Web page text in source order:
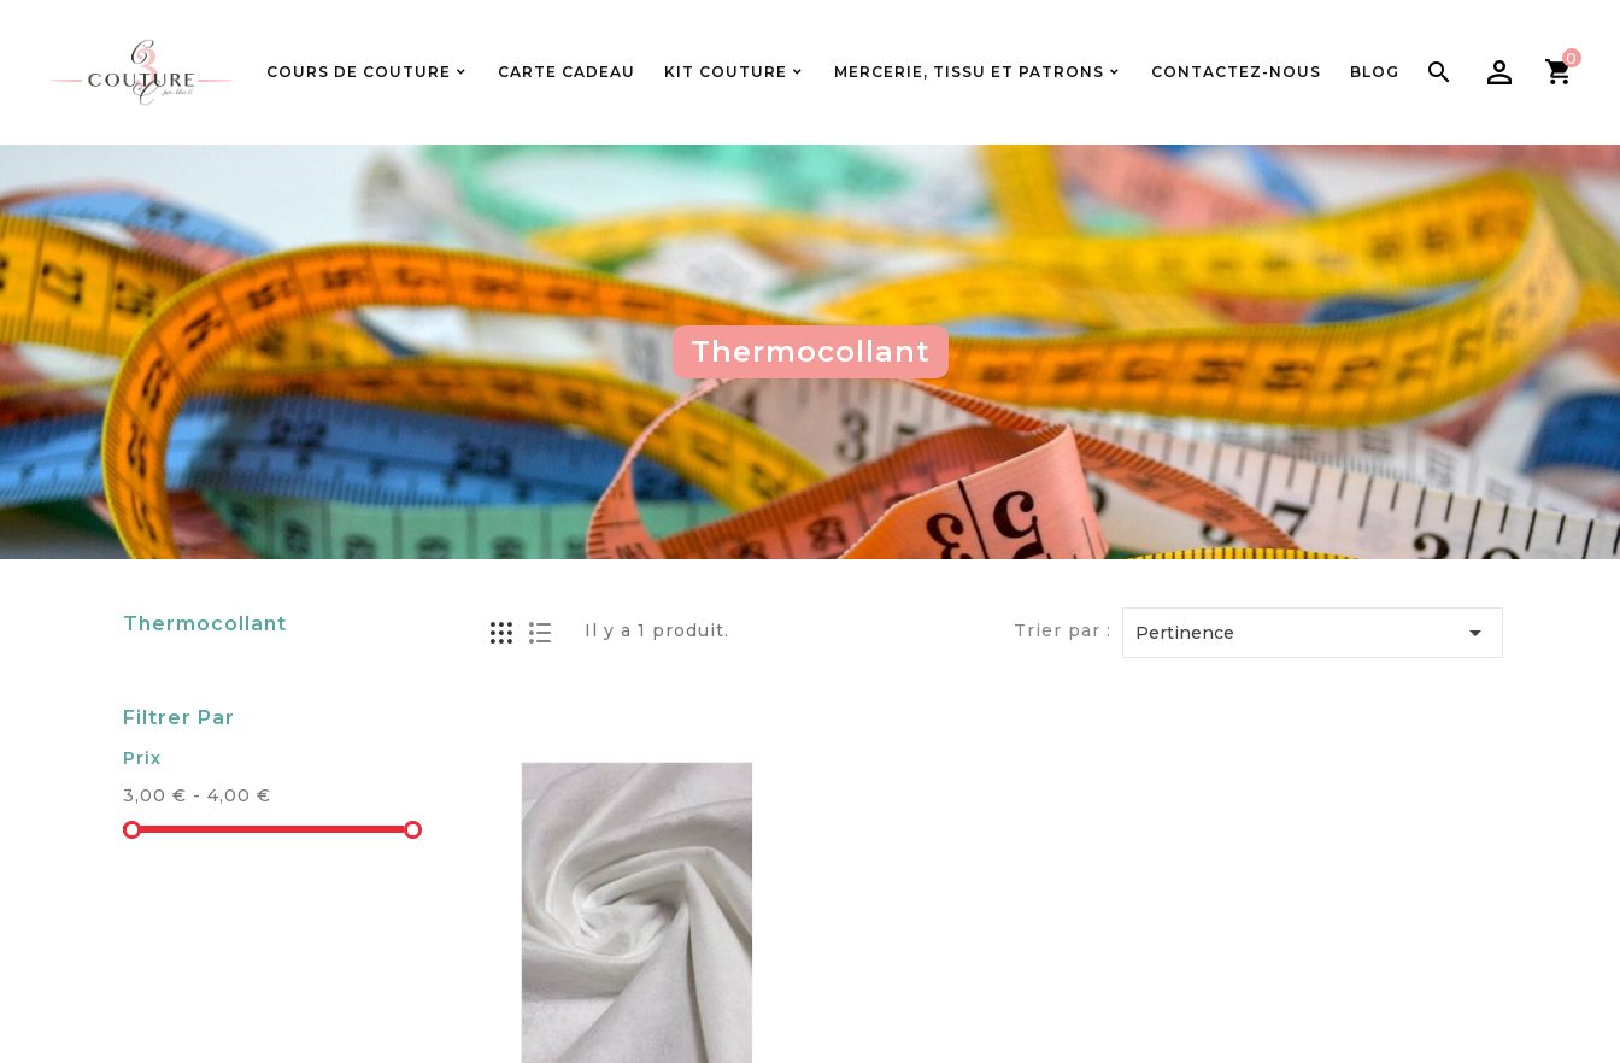
0

COURS DE COUTURE CARTE CADEAU KIT COUTURE MERCERIE, TISSU ET PATRONS CONTACTEZ-NOUS BLOG
Thermocollant
Thermocollant
Filtrer Par
Prix
3,00 € - 4,00 €
Il y a 1 produit. Trier par : Pertinence 